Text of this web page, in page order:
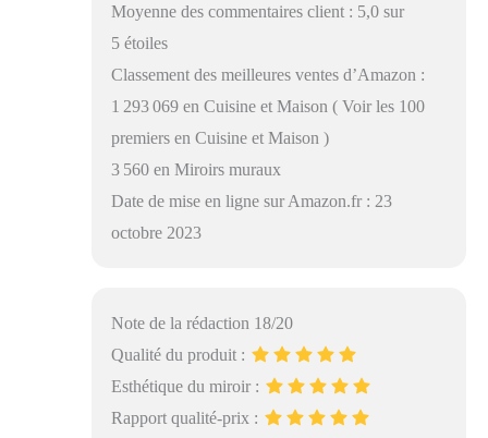
Moyenne des commentaires client : 5,0 sur
5 étoiles
Classement des meilleures ventes d’Amazon :
1 293 069 en Cuisine et Maison ( Voir les 100
premiers en Cuisine et Maison )
3 560 en Miroirs muraux
Date de mise en ligne sur Amazon.fr : 23
octobre 2023
Note de la rédaction 18/20
Qualité du produit :
Esthétique du miroir :
Rapport qualité-prix :